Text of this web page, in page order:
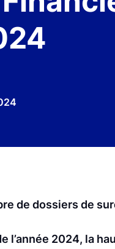
de dossiers de
l’année 2024, la